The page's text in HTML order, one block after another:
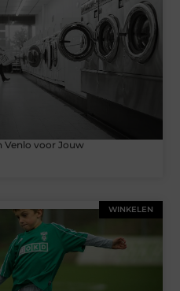
Venlo voor Jouw
WINKELEN